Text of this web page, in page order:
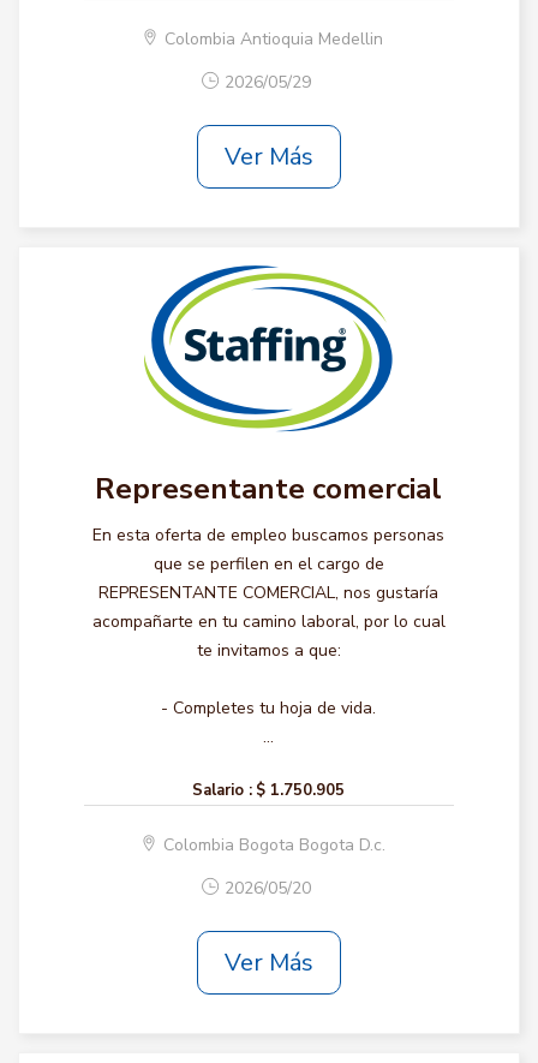
Colombia Antioquia Medellin
2026/05/29
Ver Más
Representante comercial
En esta oferta de empleo buscamos personas
que se perfilen en el cargo de
REPRESENTANTE COMERCIAL, nos gustaría
acompañarte en tu camino laboral, por lo cual
te invitamos a que:
- Completes tu hoja de vida.
...
Salario : $ 1.750.905
Colombia Bogota Bogota D.c.
2026/05/20
Ver Más